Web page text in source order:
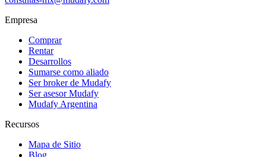
Empresa
Comprar
Rentar
Desarrollos
Sumarse como aliado
Ser broker de Mudafy
Ser asesor Mudafy
Mudafy Argentina
Recursos
Mapa de Sitio
Blog